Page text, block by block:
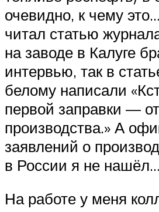
очевидно, к чему
читал статью
на заводе в Калуге
интервью, так в
белому написали
первой заправки —
производства.» А
заявлений о
в России я не нашёл…
На работе у меня